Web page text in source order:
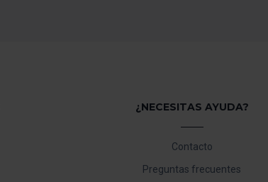
¿NECESITAS AYUDA?
Contacto
Preguntas frecuentes